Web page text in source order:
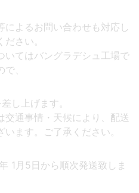
よるお問い合わせも対応し
さい。
いてはバングラデシュ工場で
、
し上げます。
交通事情・天候により、配送
ます。ご了承ください。
1月5日から順次発送致しま